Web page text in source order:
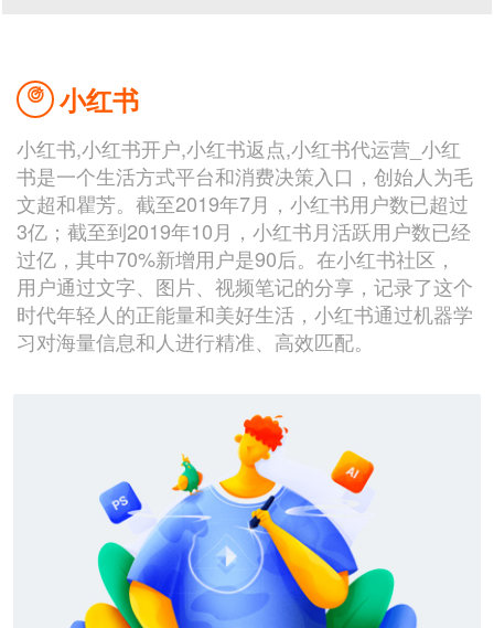
 小红书
小红书,小红书开户,小红书返点,小红书代运营_小红
书是一个生活方式平台和消费决策入口，创始人为毛
文超和瞿芳。截至2019年7月，小红书用户数已超过
3亿；截至到2019年10月，小红书月活跃用户数已经
过亿，其中70%新增用户是90后。在小红书社区，
用户通过文字、图片、视频笔记的分享，记录了这个
时代年轻人的正能量和美好生活，小红书通过机器学
习对海量信息和人进行精准、高效匹配。